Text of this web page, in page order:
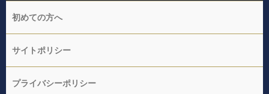
初めての方へ
サイトポリシー
プライバシーポリシー